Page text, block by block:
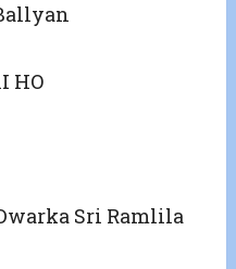
HO
Sri Ramlila